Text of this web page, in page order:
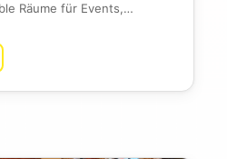
Räume für Events,